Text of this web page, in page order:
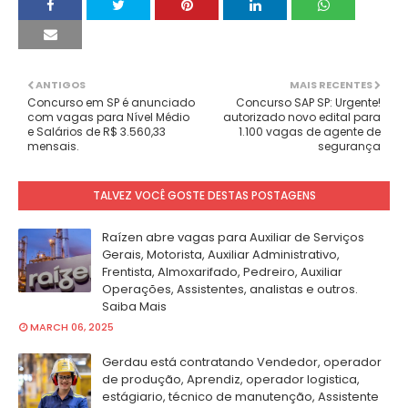
MAIS RECENTES
Concurso SAP SP: Urgente!
autorizado novo edital para
1.100 vagas de agente de
segurança
ANTIGOS
Concurso em SP é anunciado
com vagas para Nível Médio
e Salários de R$ 3.560,33
mensais.
TALVEZ VOCÊ GOSTE DESTAS POSTAGENS
Raízen abre vagas para Auxiliar de Serviços
Gerais, Motorista, Auxiliar Administrativo,
Frentista, Almoxarifado, Pedreiro, Auxiliar
Operações, Assistentes, analistas e outros.
Saiba Mais
MARCH 06, 2025
Gerdau está contratando Vendedor, operador
de produção, Aprendiz, operador logistica,
estágiario, técnico de manutenção, Assistente